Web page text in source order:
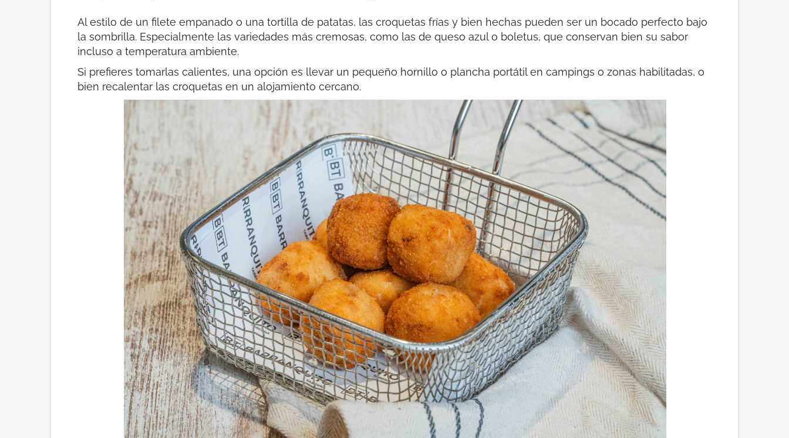
Al estilo de un filete empanado o una tortilla de patatas, las croquetas frías y bien hechas pueden ser un bocado perfecto bajo
la sombrilla. Especialmente las variedades más cremosas, como las de queso azul o boletus, que conservan bien su sabor
incluso a temperatura ambiente.
Si prefieres tomarlas calientes, una opción es llevar un pequeño hornillo o plancha portátil en campings o zonas habilitadas, o
bien recalentar las croquetas en un alojamiento cercano.